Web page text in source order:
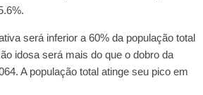
será inferior a 60% da população total
idosa será mais do que o dobro da
A população total atinge seu pico em